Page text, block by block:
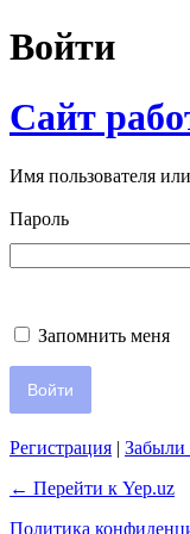
Войти
Сайт
Имя пользователя
Пароль
Запомнить меня
Регистрация | Забыли
← Перейти к Yep.uz
Политика